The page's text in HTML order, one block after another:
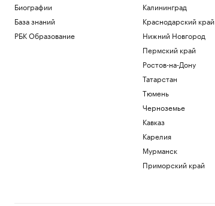
Биографии
База знаний
РБК Образование
Калининград
Краснодарский край
Нижний Новгород
Пермский край
Ростов-на-Дону
Татарстан
Тюмень
Черноземье
Кавказ
Карелия
Мурманск
Приморский край